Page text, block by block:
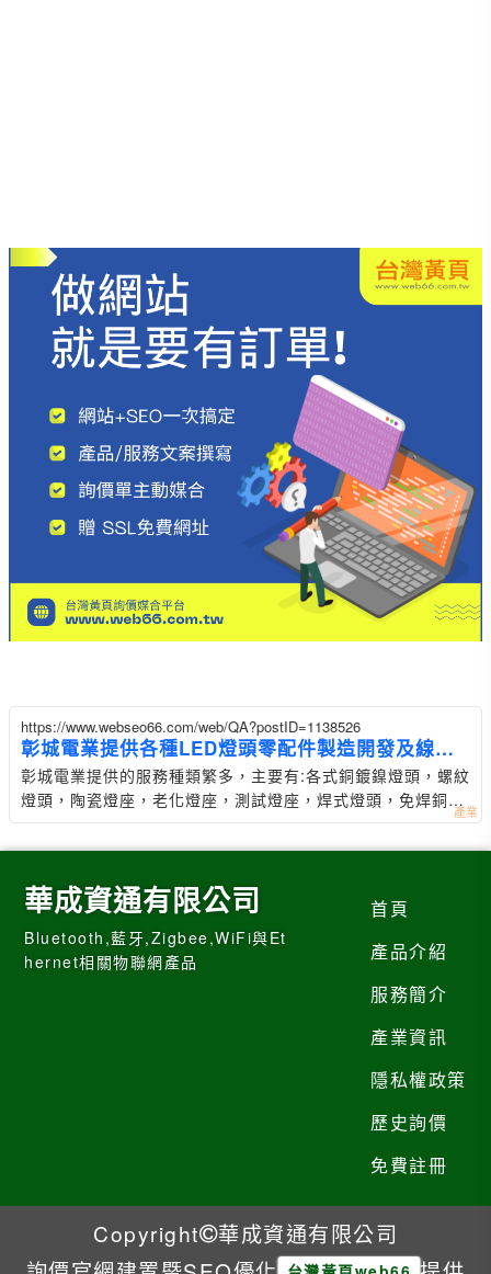
https://www.webseo66.com/web/QA?postID=1138526
彰城電業提供各種LED燈頭零配件製造開發及線材
加工
彰城電業提供的服務種類繁多，主要有:各式銅鍍鎳燈頭，螺紋
燈頭，陶瓷燈座，老化燈座，測試燈座，焊式燈頭，免焊銅
頭，展示燈座
華成資通有限公司
Bluetooth,藍牙,Zigbee,WiFi與Et
hernet相關物聯網產品
首頁
產品介紹
服務簡介
產業資訊
隱私權政策
歷史詢價
免費註冊
Copyright
華成資通有限公司